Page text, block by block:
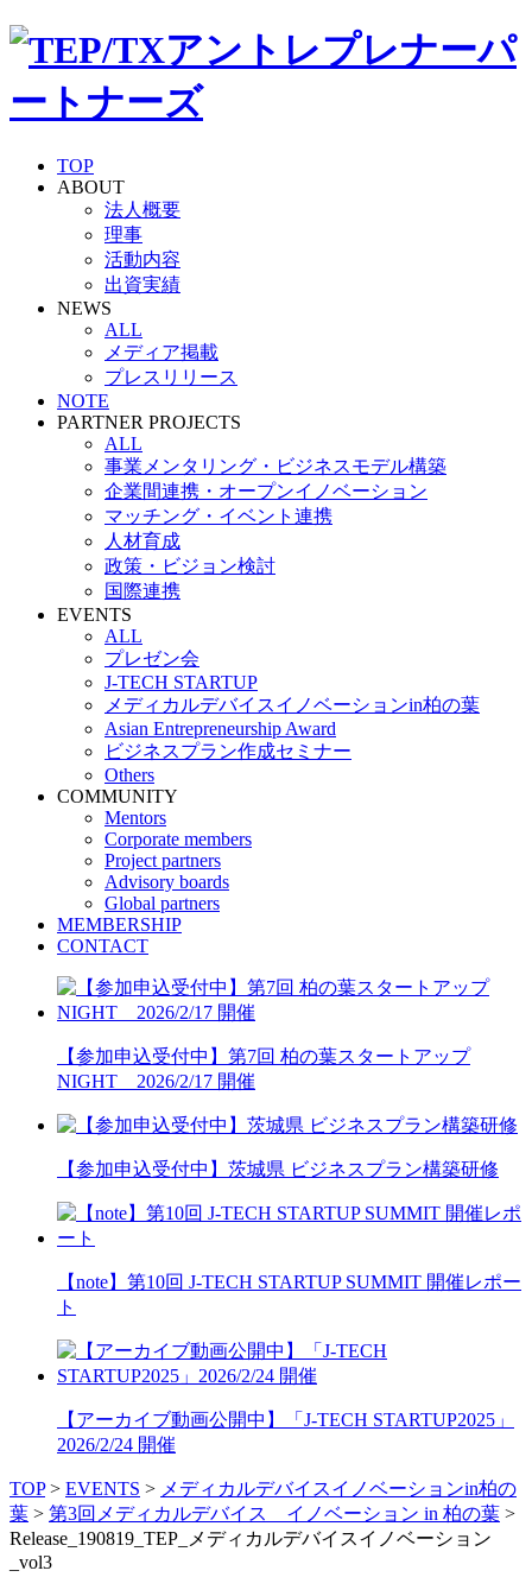
TOP
ABOUT
法人概要
理事
活動内容
出資実績
NEWS
ALL
メディア掲載
プレスリリース
NOTE
PARTNER PROJECTS
ALL
事業メンタリング・ビジネスモデル構築
企業間連携・オープンイノベーション
マッチング・イベント連携
人材育成
政策・ビジョン検討
国際連携
EVENTS
ALL
プレゼン会
J-TECH STARTUP
メディカルデバイスイノベーションin柏の葉
Asian Entrepreneurship Award
ビジネスプラン作成セミナー
Others
COMMUNITY
Mentors
Corporate members
Project partners
Advisory boards
Global partners
MEMBERSHIP
CONTACT
【参加申込受付中】第7回 柏の葉スタートアップ
NIGHT 2026/2/17 開催
【参加申込受付中】茨城県 ビジネスプラン構築研修
【note】第10回 J-TECH STARTUP SUMMIT 開催レポー
ト
【アーカイブ動画公開中】「J-TECH STARTUP2025」
2026/2/24 開催
TOP> EVENTS > メディカルデバイスイノベーションin柏の
葉 > 第3回メディカルデバイス イノベーション in 柏の葉 >
Release_190819_TEP_メディカルデバイスイノベーション
_vol3